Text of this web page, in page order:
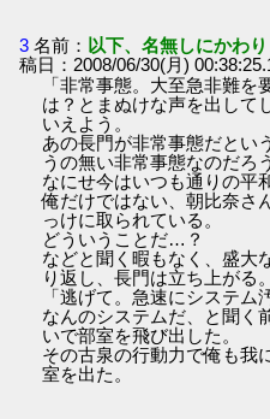
3 名前： 以下、名無しにかわ
稿日：2008/06/30(月)
「非常事態。大至急非難を
は？とまぬけな声を出して
いえよう。
あの長門が非常事態だとい
うの無い非常事態なのだろ
なにせ今はいつも通りの平
俺だけではない、朝比奈さ
っけに取られている。
どういうことだ…？
などと聞く暇もなく、盛大
り返し、長門は立ち上がる。
「逃げて。急速にシステム
なんのシステムだ、と聞く
いで部室を飛び出した。
その古泉の行動力で俺も我
室を出た。